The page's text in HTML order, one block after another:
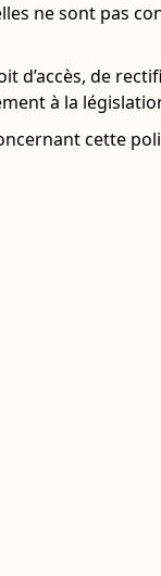
ne sont pas
d’accès, de
à la
cette